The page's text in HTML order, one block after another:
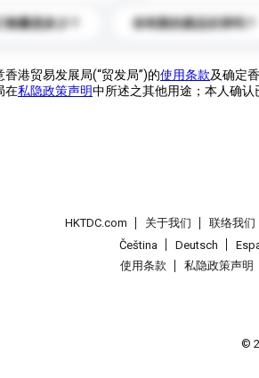
量是多少？ 你有新的產品目录吗？
港贸易发展局(“贸发局”)的使用条款及确定
在私隐政策声明中所述之其他用途；本人确认
HKTDC.com 关于我们 联络我们
Čeština
Deutsch
使用条款
私隐政策声明
©